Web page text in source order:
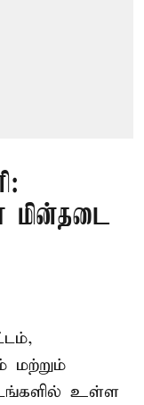
மின்தடை
மற்றும்
உள்ள